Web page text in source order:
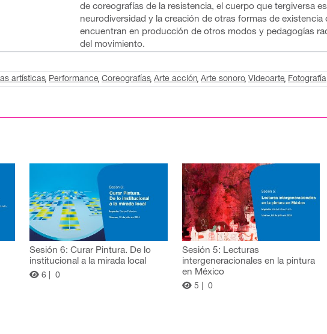
de coreografías de la resistencia, el cuerpo que tergiversa
neurodiversidad y la creación de otras formas de
encuentran en producción de otros modos y pedagogías
del movimiento.
artísticas Performance Coreografías Arte acción Arte sonoro Videoarte Fotografía
Sesión 6: Curar Pintura. De lo
institucional a la mirada local
6 | 0
Sesión 5: Lecturas
intergeneracionales en la pintura
en México
5 | 0